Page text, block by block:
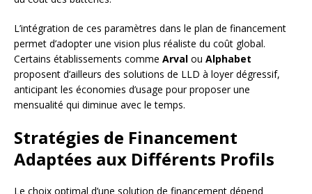
L’intégration de ces paramètres dans le plan de financement
permet d’adopter une vision plus réaliste du coût global.
Certains établissements comme Arval ou Alphabet
proposent d’ailleurs des solutions de LLD à loyer dégressif,
anticipant les économies d’usage pour proposer une
mensualité qui diminue avec le temps.
Stratégies de Financement
Adaptées aux Différents Profils
Le choix optimal d’une solution de financement dépend